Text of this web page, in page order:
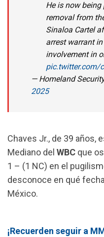
He is now
removal from
Sinaloa Cartel
arrest warrant
involvement in
pic.twitter.com/
— Homeland
2025
Chaves Jr., de 39 años,
Mediano del WBC que
1 – (1 NC) en el
desconoce en qué
México.
¡Recuerden seguir a